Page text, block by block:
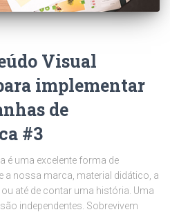
Visual
implementar
de
#3
é uma excelente forma de
a nossa marca, material didático, a
até de contar uma história. Uma
independentes. Sobrevivem